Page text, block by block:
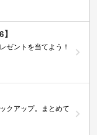
ゼントを当てよう！
クアップ。まとめて